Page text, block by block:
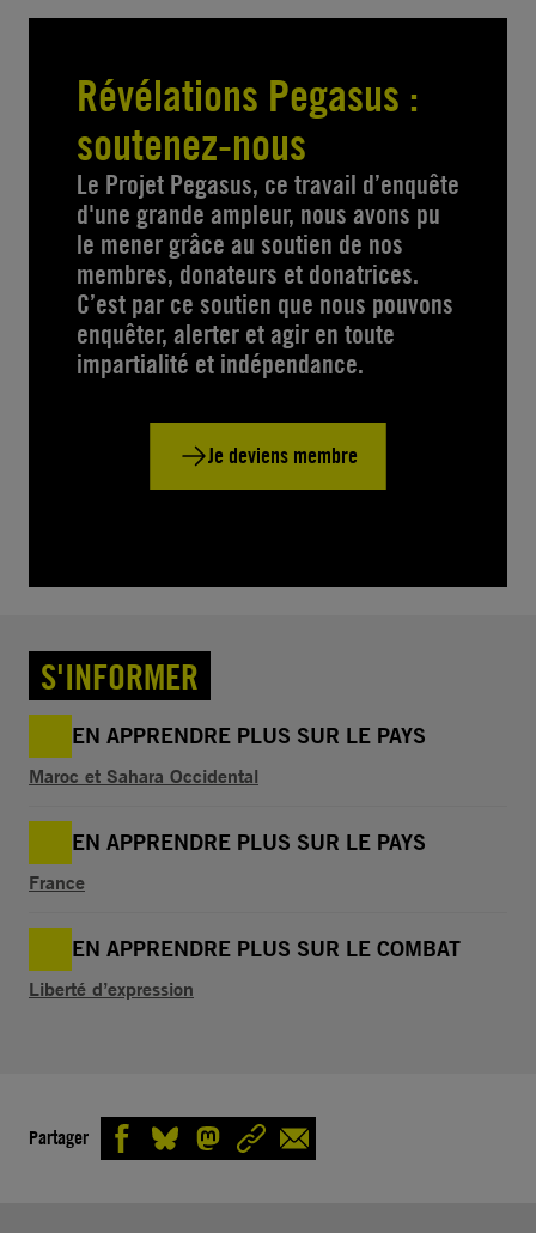
Révélations Pegasus :
soutenez-nous
Le Projet Pegasus, ce travail d’enquête
d'une grande ampleur, nous avons pu
le mener grâce au soutien de nos
membres, donateurs et donatrices.
C’est par ce soutien que nous pouvons
enquêter, alerter et agir en toute
impartialité et indépendance.
Je deviens membre
S'INFORMER
EN APPRENDRE PLUS SUR LE PAYS
Maroc et Sahara Occidental
EN APPRENDRE PLUS SUR LE PAYS
France
EN APPRENDRE PLUS SUR LE COMBAT
Liberté d’expression
Partager